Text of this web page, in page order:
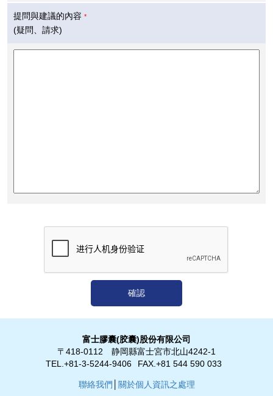
提問與建議的內容 *
(疑問、請求)
富士膠囊(胶囊)股份有限公司
〒418-0112 静岡縣富士宮市北山4242-1
TEL.+81-3-5244-9406
FAX.+81 544 590 033
聯絡我們 關於個人資訊之處理